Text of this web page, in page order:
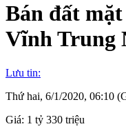
Bán đất
Vĩnh Trung
Lưu tin:
Thứ hai, 6/1/2020, 06:10
Giá: 1 tỷ 330 triệu